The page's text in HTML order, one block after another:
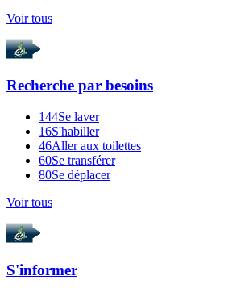
Voir tous
Recherche par besoins
144Se laver
16S'habiller
46Aller aux toilettes
60Se transférer
80Se déplacer
Voir tous
S'informer